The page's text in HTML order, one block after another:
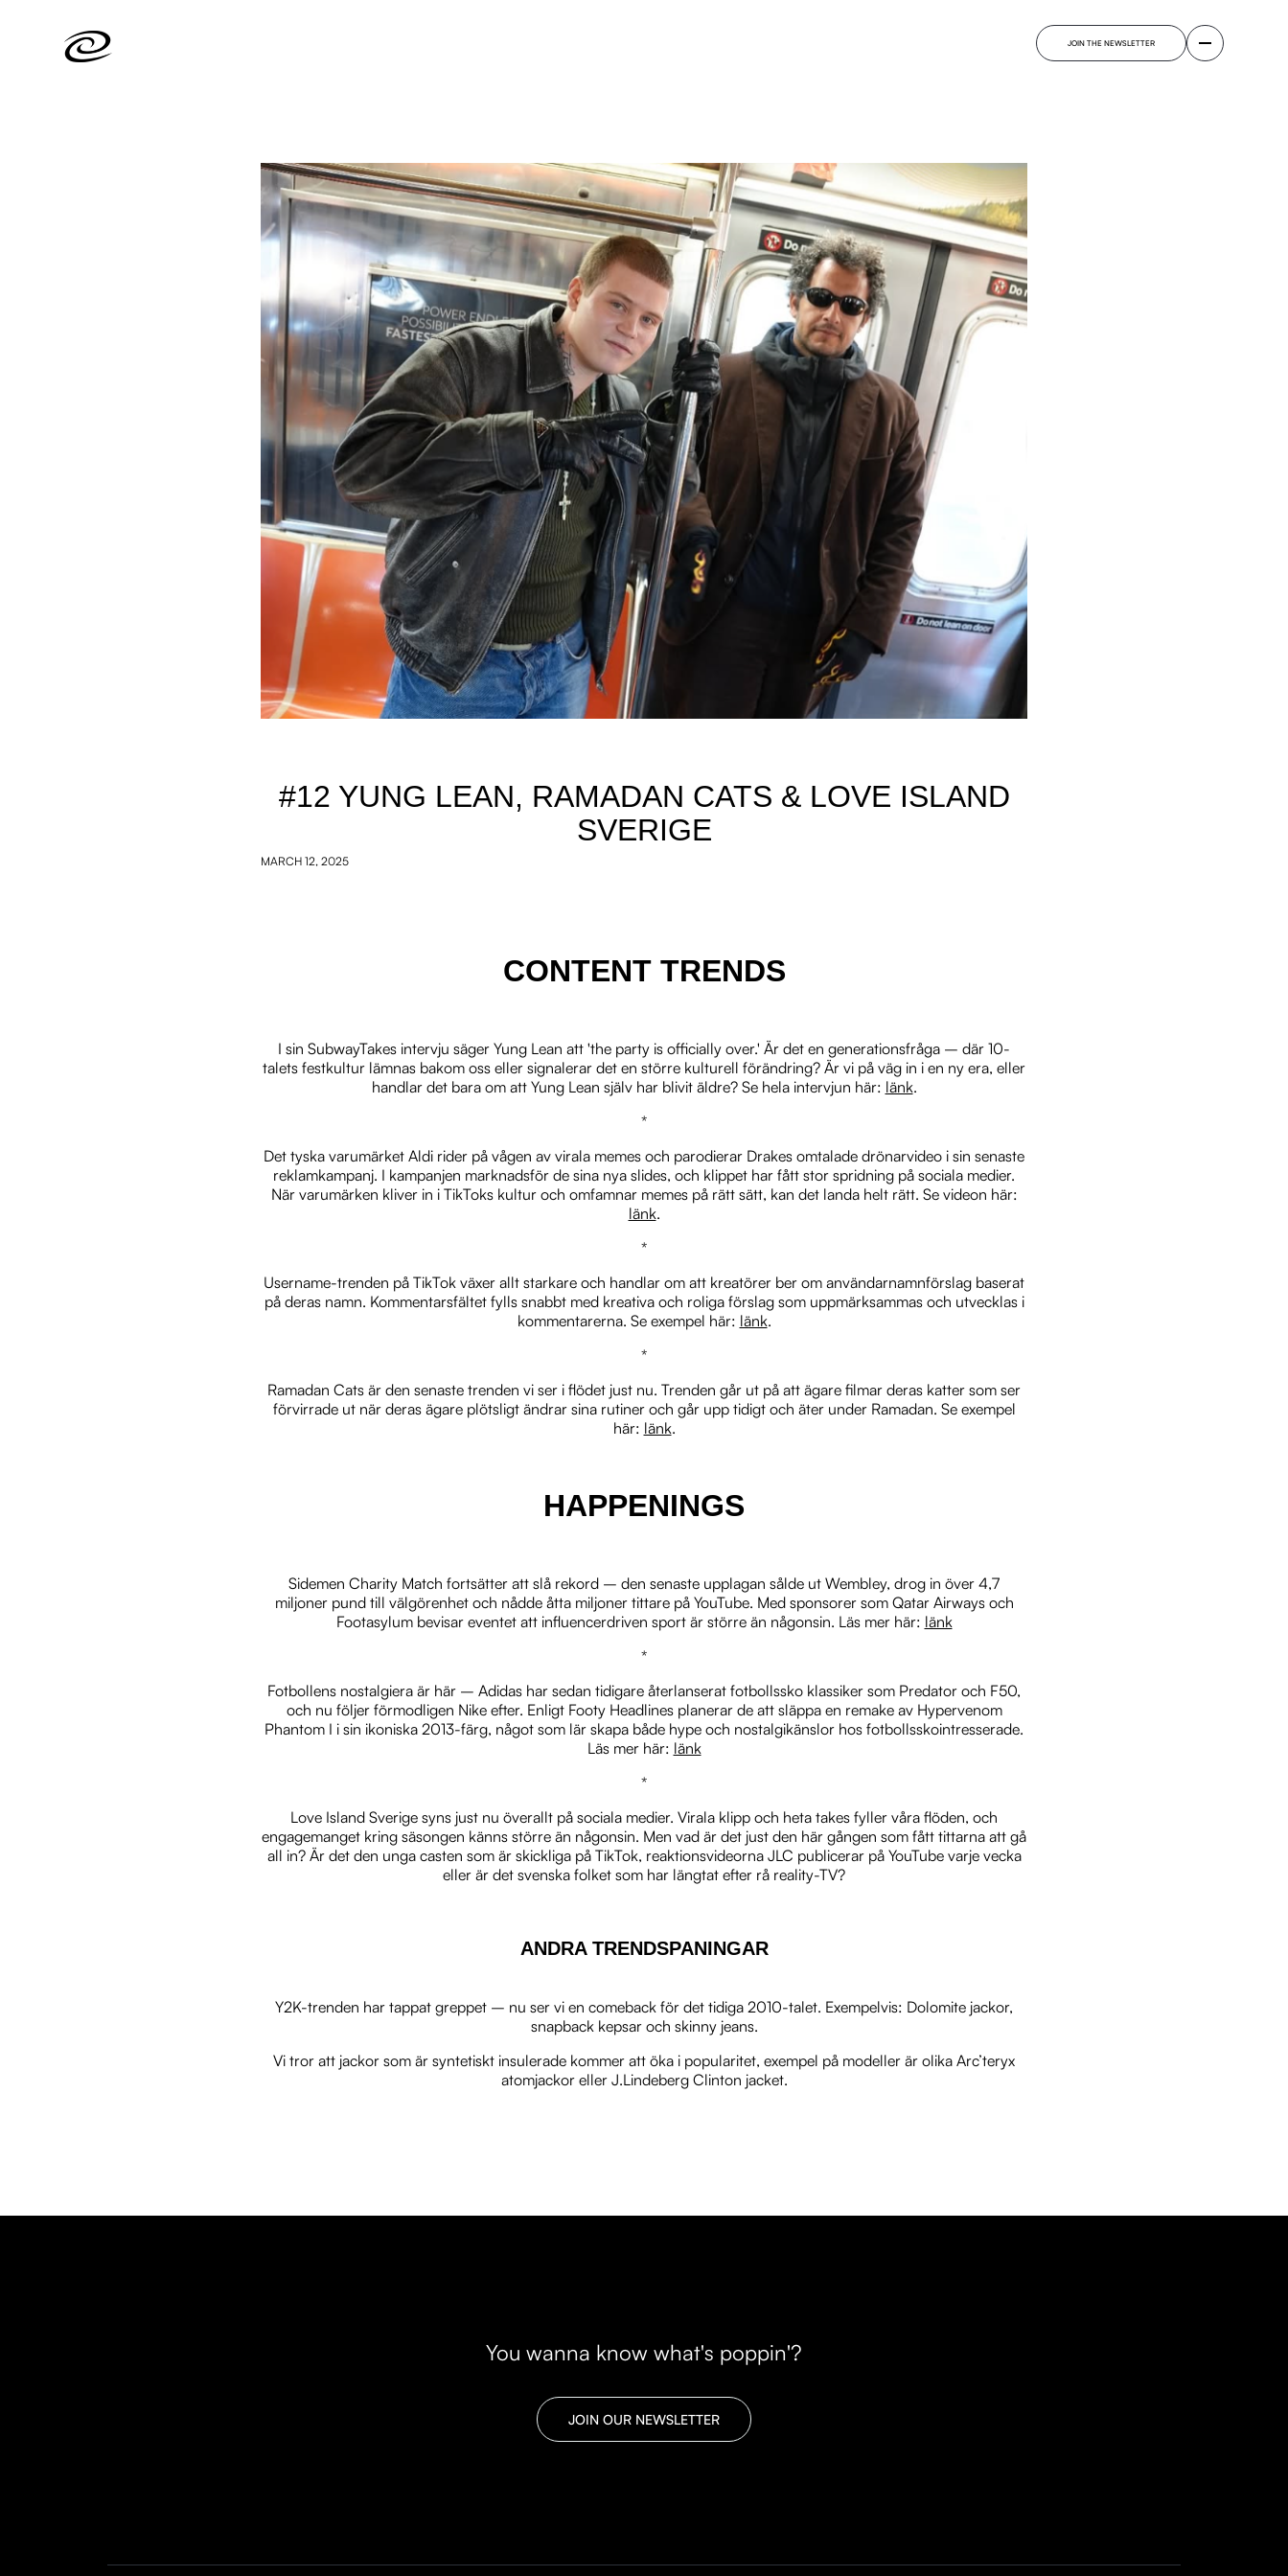
JOIN THE NEWSLETTER
#12 YUNG LEAN, RAMADAN CATS & LOVE ISLAND
SVERIGE
MARCH 12, 2025
CONTENT TRENDS
I sin SubwayTakes intervju säger Yung Lean att 'the party is officially over.' Är det en generationsfråga – där 10-
talets festkultur lämnas bakom oss eller signalerar det en större kulturell förändring? Är vi på väg in i en ny era, eller
handlar det bara om att Yung Lean själv har blivit äldre? Se hela intervjun här: länk.
*
Det tyska varumärket Aldi rider på vågen av virala memes och parodierar Drakes omtalade drönarvideo i sin senaste
reklamkampanj. I kampanjen marknadsför de sina nya slides, och klippet har fått stor spridning på sociala medier.
När varumärken kliver in i TikToks kultur och omfamnar memes på rätt sätt, kan det landa helt rätt. Se videon här:
länk.
*
Username-trenden på TikTok växer allt starkare och handlar om att kreatörer ber om användarnamnförslag baserat
på deras namn. Kommentarsfältet fylls snabbt med kreativa och roliga förslag som uppmärksammas och utvecklas i
kommentarerna. Se exempel här: länk.
*
Ramadan Cats är den senaste trenden vi ser i flödet just nu. Trenden går ut på att ägare filmar deras katter som ser
förvirrade ut när deras ägare plötsligt ändrar sina rutiner och går upp tidigt och äter under Ramadan. Se exempel
här: länk.
HAPPENINGS
Sidemen Charity Match fortsätter att slå rekord – den senaste upplagan sålde ut Wembley, drog in över 4,7
miljoner pund till välgörenhet och nådde åtta miljoner tittare på YouTube. Med sponsorer som Qatar Airways och
Footasylum bevisar eventet att influencerdriven sport är större än någonsin. Läs mer här: länk
*
Fotbollens nostalgiera är här – Adidas har sedan tidigare återlanserat fotbollssko klassiker som Predator och F50,
och nu följer förmodligen Nike efter. Enligt Footy Headlines planerar de att släppa en remake av Hypervenom
Phantom I i sin ikoniska 2013-färg, något som lär skapa både hype och nostalgikänslor hos fotbollsskointresserade.
Läs mer här: länk
*
Love Island Sverige syns just nu överallt på sociala medier. Virala klipp och heta takes fyller våra flöden, och
engagemanget kring säsongen känns större än någonsin. Men vad är det just den här gången som fått tittarna att gå
all in? Är det den unga casten som är skickliga på TikTok, reaktionsvideorna JLC publicerar på YouTube varje vecka
eller är det svenska folket som har längtat efter rå reality-TV?
ANDRA TRENDSPANINGAR
Y2K-trenden har tappat greppet – nu ser vi en comeback för det tidiga 2010-talet. Exempelvis: Dolomite jackor,
snapback kepsar och skinny jeans.
Vi tror att jackor som är syntetiskt insulerade kommer att öka i popularitet, exempel på modeller är olika Arc’teryx
atomjackor eller J.Lindeberg Clinton jacket.
You wanna know what's poppin'?
JOIN OUR NEWSLETTER
JOIN OUR NEWSLETTER